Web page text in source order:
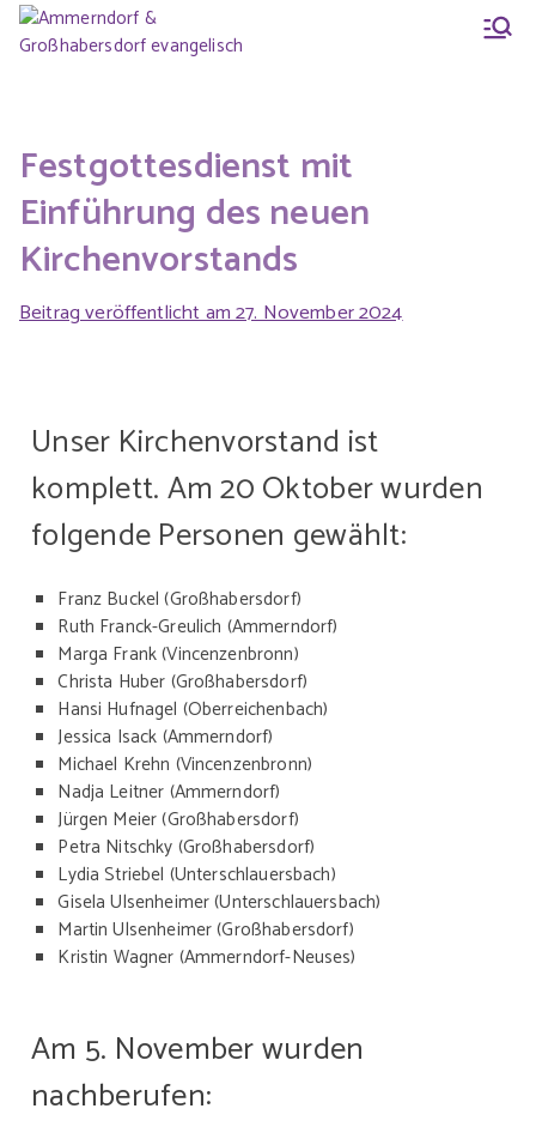
Ammern
dorf &
Großhab
ersdorf
evangeli
sch
Festgottesdienst mit
Einführung des neuen
Kirchenvorstands
Beitrag veröffentlicht am27. November 2024
Unser Kirchenvorstand ist
komplett. Am 20 Oktober wurden
folgende Personen gewählt:
Franz Buckel (Großhabersdorf)
Ruth Franck-Greulich (Ammerndorf)
Marga Frank (Vincenzenbronn)
Christa Huber (Großhabersdorf)
Hansi Hufnagel (Oberreichenbach)
Jessica Isack (Ammerndorf)
Michael Krehn (Vincenzenbronn)
Nadja Leitner (Ammerndorf)
Jürgen Meier (Großhabersdorf)
Petra Nitschky (Großhabersdorf)
Lydia Striebel (Unterschlauersbach)
Gisela Ulsenheimer (Unterschlauersbach)
Martin Ulsenheimer (Großhabersdorf)
Kristin Wagner (Ammerndorf-Neuses)
Am 5. November wurden
nachberufen: